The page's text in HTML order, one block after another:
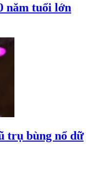
năm tuổi lớn
trụ bùng nổ dữ